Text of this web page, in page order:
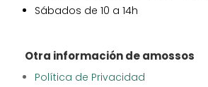
Sábados de 10 a 14h
Otra información de amossos
Política de Privacidad